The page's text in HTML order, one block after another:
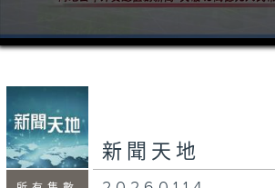
0
seconds
minutes,
seconds
新聞天地